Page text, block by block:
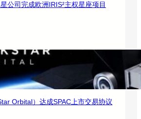
公司完成欧洲IRIS²主权星座项目
Orbital）达成SPAC上市交易协议